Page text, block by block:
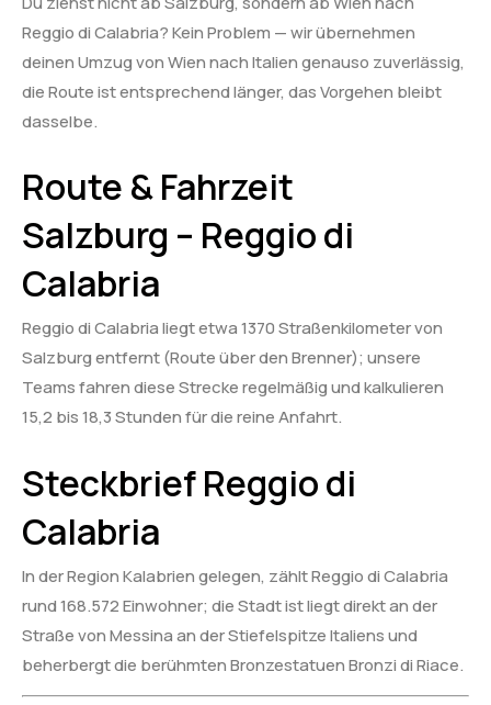
Reggio di Calabria? Kein Problem — wir übernehmen
deinen Umzug von Wien nach Italien genauso zuverlässig,
die Route ist entsprechend länger, das Vorgehen bleibt
dasselbe.
Route & Fahrzeit
Salzburg – Reggio di
Calabria
Reggio di Calabria liegt etwa 1370 Straßenkilometer von
Salzburg entfernt (Route über den Brenner); unsere
Teams fahren diese Strecke regelmäßig und kalkulieren
15,2 bis 18,3 Stunden für die reine Anfahrt.
Steckbrief Reggio di
Calabria
In der Region Kalabrien gelegen, zählt Reggio di Calabria
rund 168.572 Einwohner; die Stadt ist liegt direkt an der
Straße von Messina an der Stiefelspitze Italiens und
beherbergt die berühmten Bronzestatuen Bronzi di Riace.